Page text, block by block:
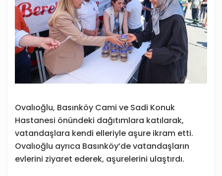
Ovalıoğlu, Basınköy Cami ve Sadi Konuk
Hastanesi önündeki dağıtımlara katılarak,
vatandaşlara kendi elleriyle aşure ikram etti.
Ovalıoğlu ayrıca Basınköy’de vatandaşların
evlerini ziyaret ederek, aşurelerini ulaştırdı.